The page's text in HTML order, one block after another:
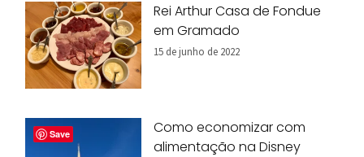
Rei Arthur Casa de Fondue
em Gramado
15 de junho de 2022
Como economizar com
alimentação na Disney
Save